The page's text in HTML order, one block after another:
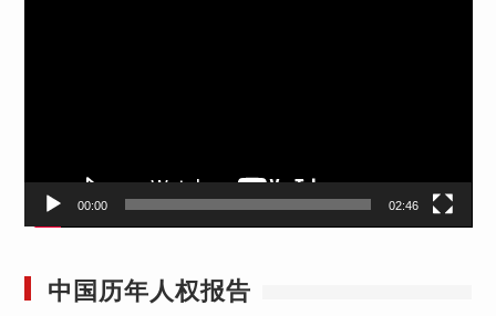
00:00 02:46
中国历年人权报告